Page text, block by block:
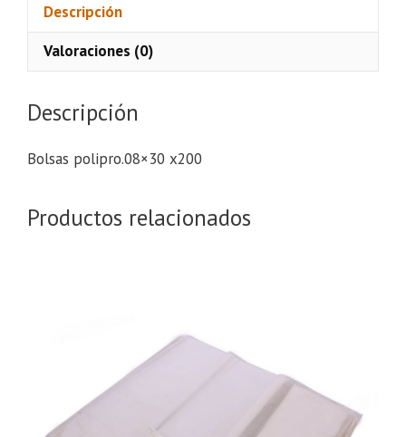
Descripción
Valoraciones (0)
Descripción
Bolsas polipro.08×30 x200
Productos relacionados